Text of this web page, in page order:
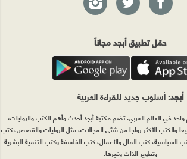
حمّل تطبيق أبجد مجاناً
أبجد: أسلوب جديد للقراءة العربية
واحد في العالم العربي. تضم مكتبة أبجد أحدث وأهم الكتب والروايات،
والكتب الأكثر رواجاً من شتّى المجالات، مثل الروايات والقصص، كتب
السياسية، كتب المال والأعمال، كتب الفلسفة وكتب التنمية البشرية
وتطوير الذات وغيرها.